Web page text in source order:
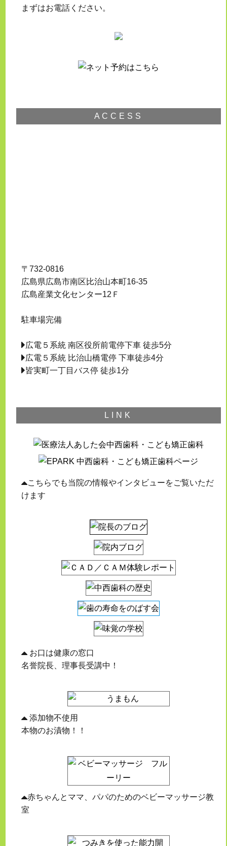
まずはお電話ください。
ACCESS
〒732-0816
広島県広島市南区比治山本町16-35
広島産業文化センター12Ｆ
駐車場完備
広電５系統 南区役所前電停下車 徒歩5分
広電５系統 比治山橋電停 下車徒歩4分
皆実町一丁目バス停 徒歩1分
LINK
こちらでも当院の情報やインタビューをご覧いただ
けます
お口は健康の窓口
名誉院長、理事長受講中！
添加物不使用
本物のお漬物！！
赤ちゃんとママ、パパのためのベビーマッサージ教
室